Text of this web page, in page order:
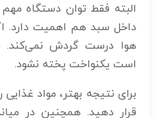
البته فقط توان دستگاه
داخل سبد هم اهمیت دارد.
هوا درست گردش نمی‌کند.
است یکنواخت پخته نشود.
برای نتیجه بهتر، مواد
قرار دهید. همچنین در